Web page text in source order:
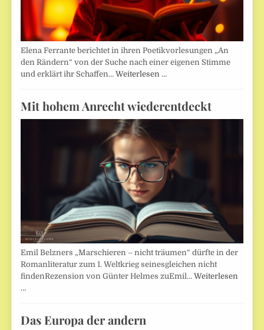
Elena Ferrante berichtet in ihren Poetikvorlesungen „An
den Rändern“ von der Suche nach einer eigenen Stimme
und erklärt ihr Schaffen…Weiterlesen …
Mit hohem Anrecht wiederentdeckt
Emil Belzners „Marschieren – nicht träumen“ dürfte in der
Romanliteratur zum 1. Weltkrieg seinesgleichen nicht
findenRezension von Günter Helmes zuEmil…Weiterlesen
…
Das Europa der andern